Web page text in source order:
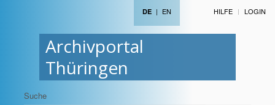
Archivportal
Thüringen
DE | EN HILFE LOGIN
Suche